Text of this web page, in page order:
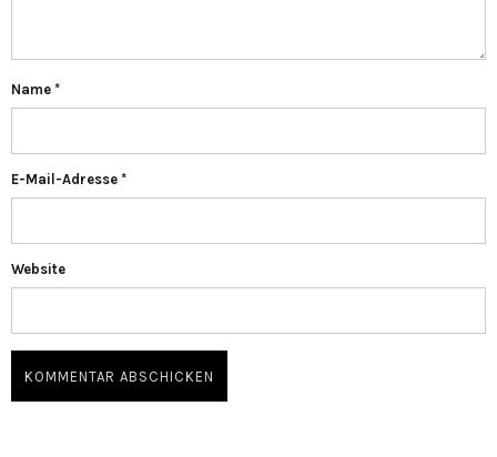
Name *
E-Mail-Adresse *
Website